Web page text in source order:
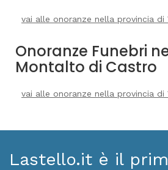
vai alle onoranze nella provincia di
Onoranze Funebri
Montalto di Castro
vai alle onoranze nella provincia di
Lastello.it è il